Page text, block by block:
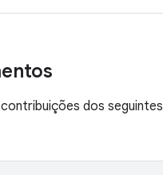
dos seguintes